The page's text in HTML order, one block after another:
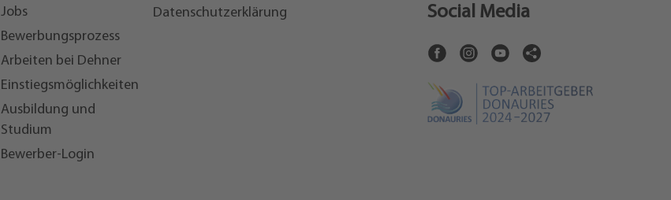
Jobs
Bewerbungsprozess
Arbeiten bei Dehner
Einstiegsmöglichkeiten
Ausbildung und
Studium
Bewerber-Login
Datenschutzerklärung
Social Media